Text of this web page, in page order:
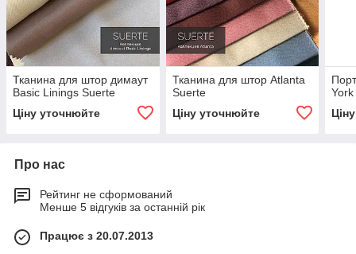
Тканина для штор димаут
Basic Linings Suerte
Ціну уточнюйте
Тканина для штор Atlanta
Suerte
Ціну уточнюйте
Про нас
Рейтинг не сформований
Менше 5 відгуків за останній рік
Працює з 20.07.2013